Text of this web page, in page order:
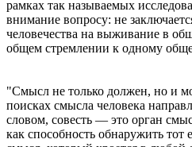
рамках так называемых
внимание вопросу: не
человечества на выживание в
общем стремлении к одному
"Смысл не только должен, но и
поисках смысла человека
словом, совесть — это орган
как способность обнаружить